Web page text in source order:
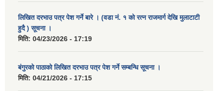
लिखित दरभाउ पत्र पेश गर्ने बारे । (वडा नं. १ को रत्न राजमार्ग देखि मुलाटाटी
हुदै ) सूचना ।
मिति: 04/23/2026 - 17:19
बंगुरको पाठाको लिखित दरभाउ पत्र पेश गर्ने सम्बन्धि सूचना ।
मिति: 04/21/2026 - 17:15